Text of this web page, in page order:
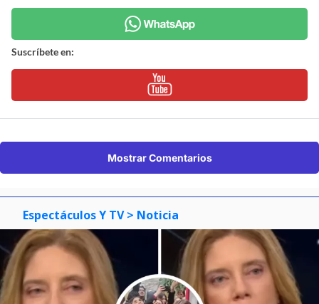
Suscríbete en:
Mostrar Comentarios
Espectáculos Y TV > Noticia